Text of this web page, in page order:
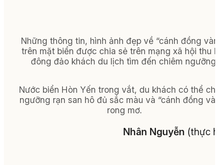
Những thông tin, hình ảnh đẹp về “cánh đồng
trên mặt biển được chia sẻ trên mạng xã hội thu
đông đảo khách du lịch tìm đến chiêm ngưỡng.
Nước biển Hòn Yến trong vắt, du khách có thể
ngưỡng rạn san hô đủ sắc màu và “cánh đồng
rong mơ.
Nhân Nguyễn (thực